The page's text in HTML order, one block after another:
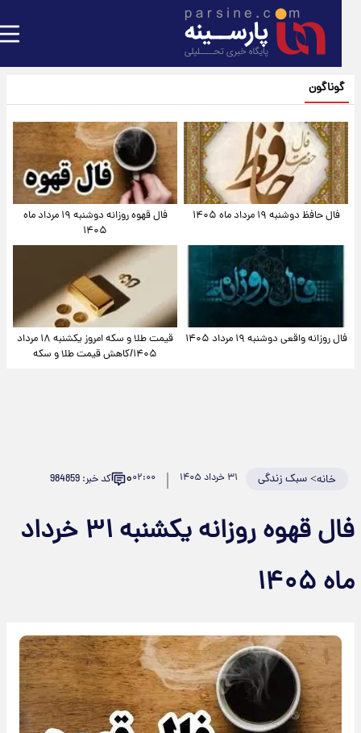
گوناگون
فال حافظ دوشنبه ۱۹ مرداد ماه ۱۴۰۵
فال قهوه روزانه دوشنبه ۱۹ مرداد ماه
۱۴۰۵
فال روزانه واقعی دوشنبه ۱۹ مرداد ۱۴۰۵
قیمت طلا و سکه امروز یکشنبه ۱۸ مرداد
۱۴۰۵/کاهش قیمت طلا و سکه
خانه>سبک زندگی ۰۲:۰۰۰ کد خبر: 984859
فال قهوه روزانه یکشنبه ۳۱ خرداد
۱۴۰۵